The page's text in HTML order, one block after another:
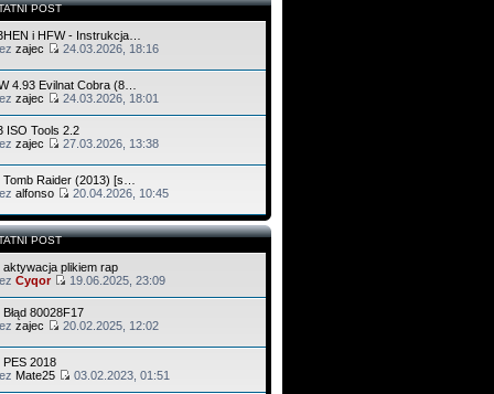
POST
i HFW - Instrukcja…
zajec 24.03.2026, 18:16
4.93 Evilnat Cobra (8…
zajec 24.03.2026, 18:01
ISO Tools 2.2
zajec 27.03.2026, 13:38
Tomb Raider (2013) [s…
alfonso 20.04.2026, 10:45
POST
aktywacja plikiem rap
Cyqor 19.06.2025, 23:09
Błąd 80028F17
zajec 20.02.2025, 12:02
PES 2018
Mate25 03.02.2023, 01:51